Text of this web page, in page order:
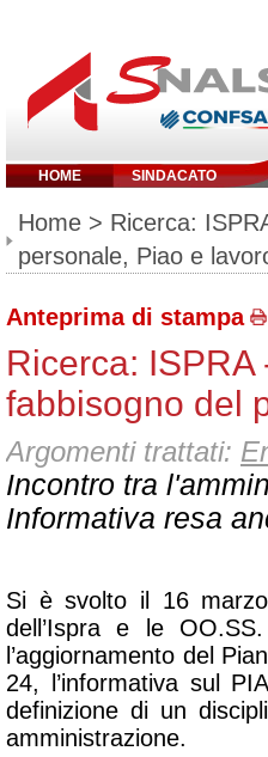
HOME SINDACATO
Inserisci
Home > Ricerca:
personale, Piao e
Anteprima di stampa
Ricerca:
fabbisogno del
Argomenti trattati:
Incontro tra
Informativa resa
Si è svolto il 16
dell’Ispra e le
l’aggiornamento del
24, l’informativa sul
definizione di un
amministrazione.